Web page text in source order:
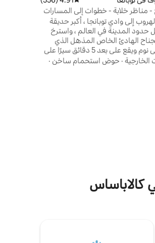
- مناظر خلابة - خطوات إلى المسارات
إلى وادي توبانجا ، أكبر حديقة
حدود المدينة في العالم ، واسترخ
الهادئ الخاص المذهل الذي
يضم غرفتي نوم ويقع على بعد 5 دقائق سيرًا على
الأقدام من مسارات الحديقة و12 دقيقة إلى
الشاطئ! استمتع بحرية المشي إلى المسارات ،
· حوض استحمام ساخن ·
كالاباساس